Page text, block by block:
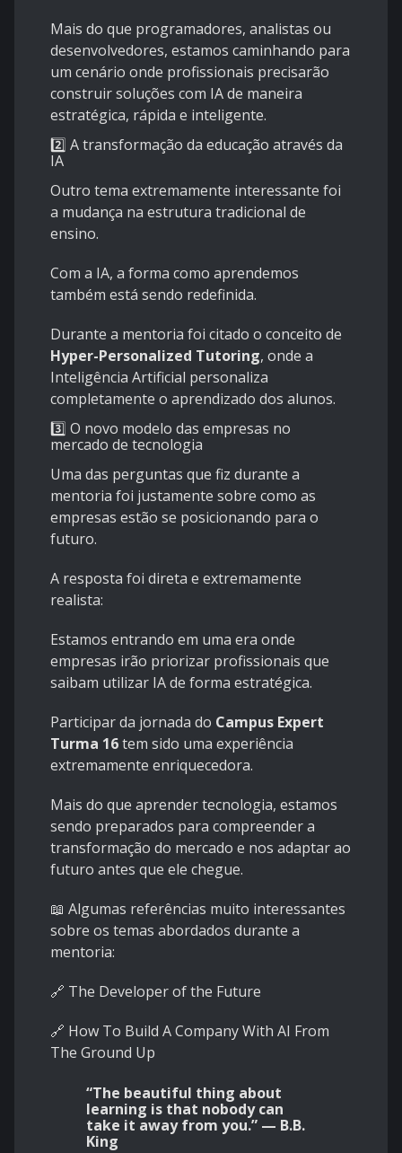
Mais do que programadores, analistas ou
desenvolvedores, estamos caminhando para
um cenário onde profissionais precisarão
construir soluções com IA de maneira
estratégica, rápida e inteligente.
2️⃣ A transformação da educação através da
IA
Outro tema extremamente interessante foi
a mudança na estrutura tradicional de
ensino.
Com a IA, a forma como aprendemos
também está sendo redefinida.
Durante a mentoria foi citado o conceito de
Hyper-Personalized Tutoring, onde a
Inteligência Artificial personaliza
completamente o aprendizado dos alunos.
3️⃣ O novo modelo das empresas no
mercado de tecnologia
Uma das perguntas que fiz durante a
mentoria foi justamente sobre como as
empresas estão se posicionando para o
futuro.
A resposta foi direta e extremamente
realista:
Estamos entrando em uma era onde
empresas irão priorizar profissionais que
saibam utilizar IA de forma estratégica.
Participar da jornada do Campus Expert
Turma 16tem sido uma experiência
extremamente enriquecedora.
Mais do que aprender tecnologia, estamos
sendo preparados para compreender a
transformação do mercado e nos adaptar ao
futuro antes que ele chegue.
📖 Algumas referências muito interessantes
sobre os temas abordados durante a
mentoria:
🔗 The Developer of the Future
🔗 How To Build A Company With AI From
The Ground Up
“The beautiful thing about
learning is that nobody can
take it away from you.” — B.B.
King